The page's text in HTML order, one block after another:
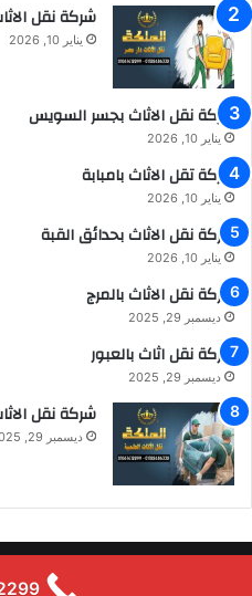
شركة نقل
يناير 10, 2026
شركة نقل الاثاث بجسر السويس
يناير 10, 2026
شركة تقل الاثاث بامبابة
يناير 10, 2026
شركة نقل الاثاث بحدائق القبة
يناير 10, 2026
شركة نقل الاثاث بالمرج
ديسمبر 29, 2025
شركة نقل اثاث بالعبور
ديسمبر 29, 2025
شركة نقل
ديسمبر 29, 2025
شركة الملكة لنقل الاثاث 2026 جميع الحقوق محفوظة